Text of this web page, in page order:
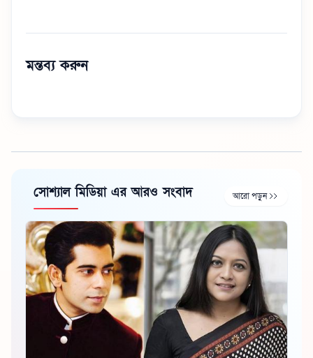
মন্তব্য করুন
সোশ্যাল মিডিয়া এর আরও সংবাদ আরো পড়ুন